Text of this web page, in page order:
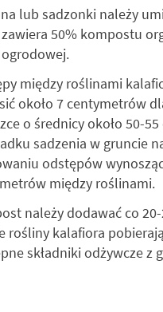
lub sadzonki należy
50% kompostu
między roślinami
około 7 centymetrów
o średnicy około 50-
sadzenia w gruncie
odstępów
między roślinami.
należy dodawać co
rośliny kalafiora
składniki odżywcze z